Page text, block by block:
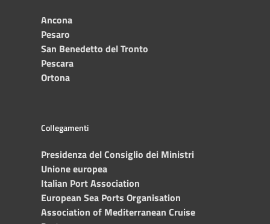
Ancona
Pesaro
San Benedetto del Tronto
Pescara
Ortona
Collegamenti
Presidenza del Consiglio dei Ministri
Unione europea
Italian Port Association
European Sea Ports Organisation
Association of Mediterranean Cruise